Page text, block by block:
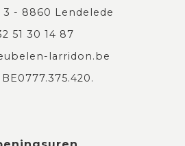
3 - 8860 Lendelede
51 30 14 87
larridon.be
BE0777.375.420.